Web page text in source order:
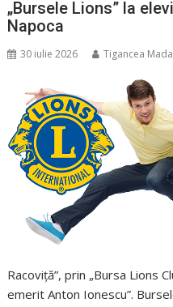
„Bursele Lions” la
Napoca
30 iulie 2026 Tigancea
Racoviță”, prin „Bursa Lions
emerit Anton Ionescu”.